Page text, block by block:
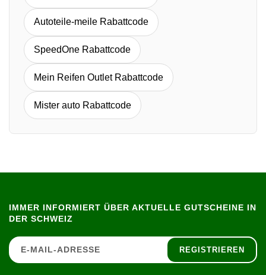
Autoteile-meile Rabattcode
SpeedOne Rabattcode
Mein Reifen Outlet Rabattcode
Mister auto Rabattcode
IMMER INFORMIERT ÜBER AKTUELLE GUTSCHEINE IN
DER SCHWEIZ
REGISTRIEREN